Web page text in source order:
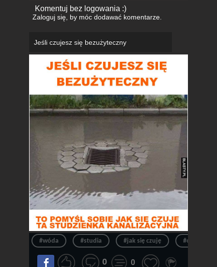
Komentuj bez logowania :)
Zaloguj się, by móc dodawać komentarze.
Jeśli czujesz się bezużyteczny
#wóda #studia #jak się czuję #odpływ
0 0